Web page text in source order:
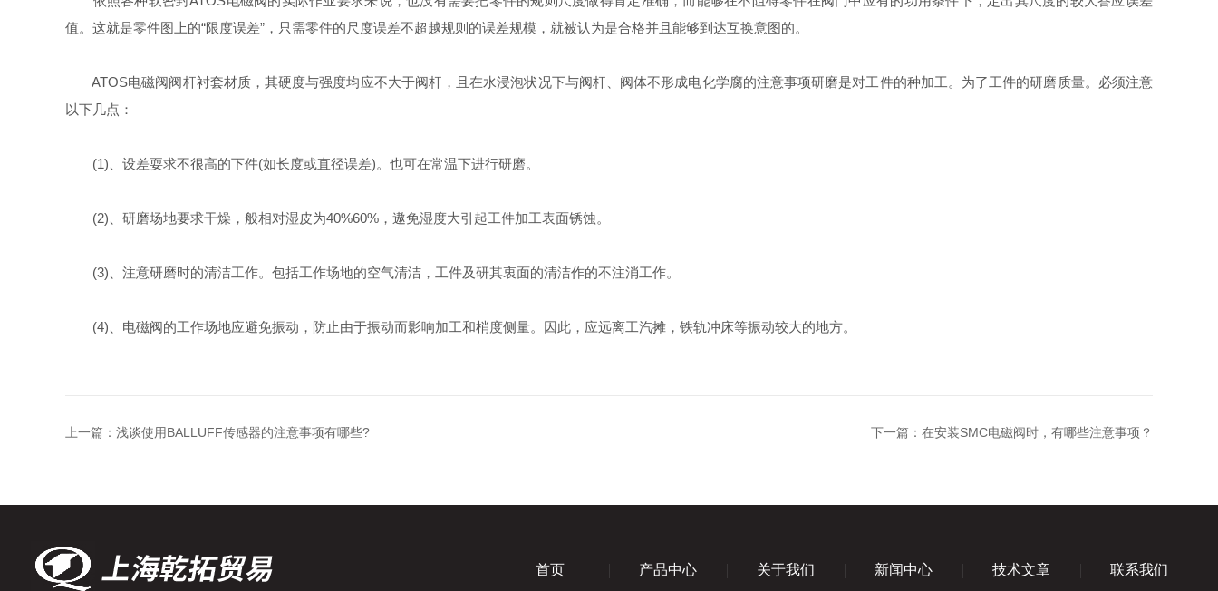
值。这就是零件图上的“限度误差”，只需零件的尺度误差不超越规则的误差规模，就被认为是合格并且能够到达互换意图的。
ATOS电磁阀阀杆衬套材质，其硬度与强度均应不大于阀杆，且在水浸泡状况下与阀杆、阀体不形成电化学腐的注意事项研磨是对工件的种加工。为了工件的研磨质量。必须注意
以下几点：
(1)、设差耍求不很高的下件(如长度或直径误差)。也可在常温下进行研磨。
(2)、研磨场地要求干燥，般相对湿皮为40%60%，遨免湿度大引起工件加工表面锈蚀。
(3)、注意研磨时的清洁工作。包括工作场地的空气清洁，工件及研其衷面的清洁作的不注消工作。
(4)、电磁阀的工作场地应避免振动，防止由于振动而影响加工和梢度侧量。因此，应远离工汽摊，铁轨冲床等振动较大的地方。
上一篇： 浅谈使用BALLUFF传感器的注意事项有哪些? 下一篇： 在安装SMC电磁阀时，有哪些注意事项？
首页 产品中心 关于我们 新闻中心 技术文章 联系我们